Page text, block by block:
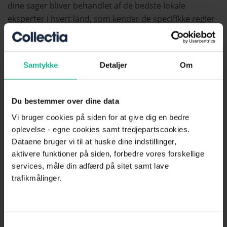
Samtykke Detaljer Om
Du bestemmer over dine data
Vi bruger cookies på siden for at give dig en bedre
oplevelse - egne cookies samt tredjepartscookies.
Dataene bruger vi til at huske dine indstillinger,
aktivere funktioner på siden, forbedre vores forskellige
services, måle din adfærd på sitet samt lave
trafikmålinger.
dine sager bliver behandlet af de bedste lokale
eksperter i hvert land, som kender de specifikke regler
og kulturer, der gælder for
inkassoprocessen. På
denne måde sikrer vi, at du får en effektiv løsning uden
gør inkassoprocessen langt mere smidig og
Globalt Netværk